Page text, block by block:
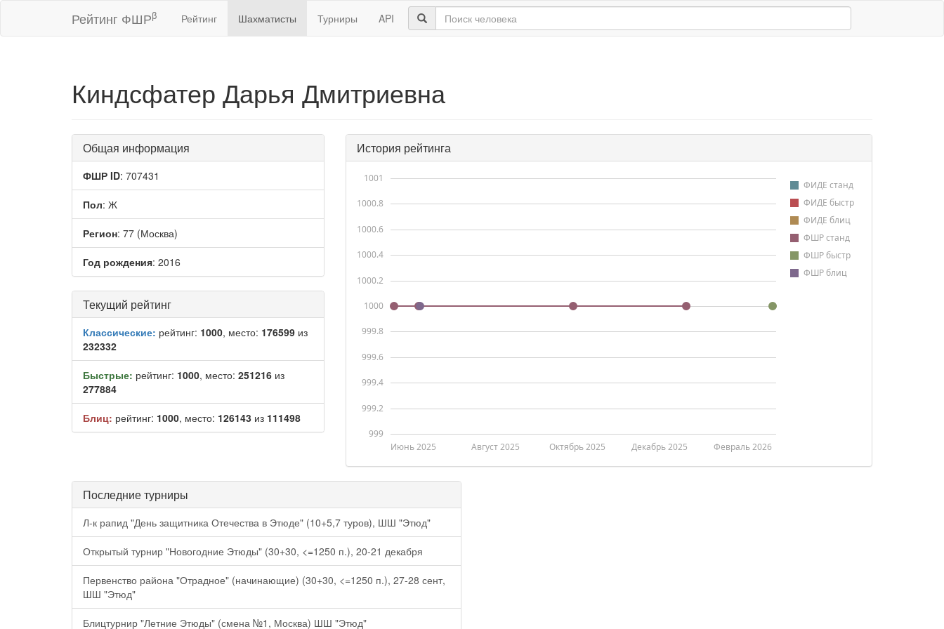
Рейтинг ФШРβ Рейтинг Шахматисты Турниры API
Киндсфатер Дарья Дмитриевна
Общая информация
ФШР ID: 707431
Пол: Ж
Регион: 77 (Москва)
Год рождения: 2016
Текущий рейтинг
Классические: рейтинг: 1000, место: 176599 из
232332
Быстрые: рейтинг: 1000, место: 251216 из
277884
Блиц: рейтинг: 1000, место: 126143 из 111498
История рейтинга
ФИДЕ станд
ФИДЕ быстр
ФИДЕ блиц
ФШР станд
ФШР быстр
ФШР блиц
Июнь 2025 Август 2025 Октябрь 2025 Декабрь 2025 Февраль 2026
999
999.2
999.4
999.6
999.8
1000
1000.2
1000.4
1000.6
1000.8
1001
Последние турниры
Л-к рапид "День защитника Отечества в Этюде" (10+5,7 туров), ШШ "Этюд"
Открытый турнир "Новогодние Этюды" (30+30, <=1250 п.), 20-21 декабря
Первенство района "Отрадное" (начинающие) (30+30, <=1250 п.), 27-28 сент,
ШШ "Этюд"
Блицтурнир "Летние Этюды" (смена №1, Москва) ШШ "Этюд"